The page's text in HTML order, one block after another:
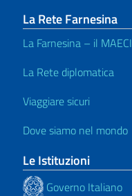
La Rete Farnesina
La Farnesina – il MAECI
La Rete diplomatica
Viaggiare sicuri
Dove siamo nel mondo
Le Istituzioni
Governo Italiano